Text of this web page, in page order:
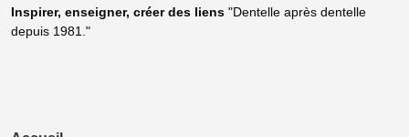
Inspirer, enseigner, créer des liens "Dentelle après dentelle
depuis 1981."